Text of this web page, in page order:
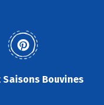
Bouvines